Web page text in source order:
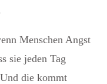
Menschen Angst
sie jeden Tag
die kommt